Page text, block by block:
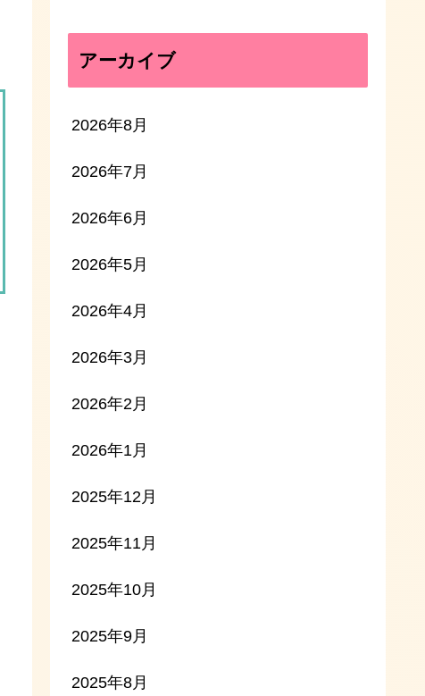
アーカイブ
2026年8月
2026年7月
2026年6月
2026年5月
2026年4月
2026年3月
2026年2月
2026年1月
2025年12月
2025年11月
2025年10月
2025年9月
2025年8月